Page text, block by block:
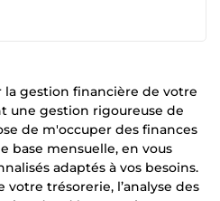
la gestion financière de votre
une gestion rigoureuse de
de m'occuper des finances
base mensuelle, en vous
adaptés à vos besoins.
votre trésorerie, l’analyse des